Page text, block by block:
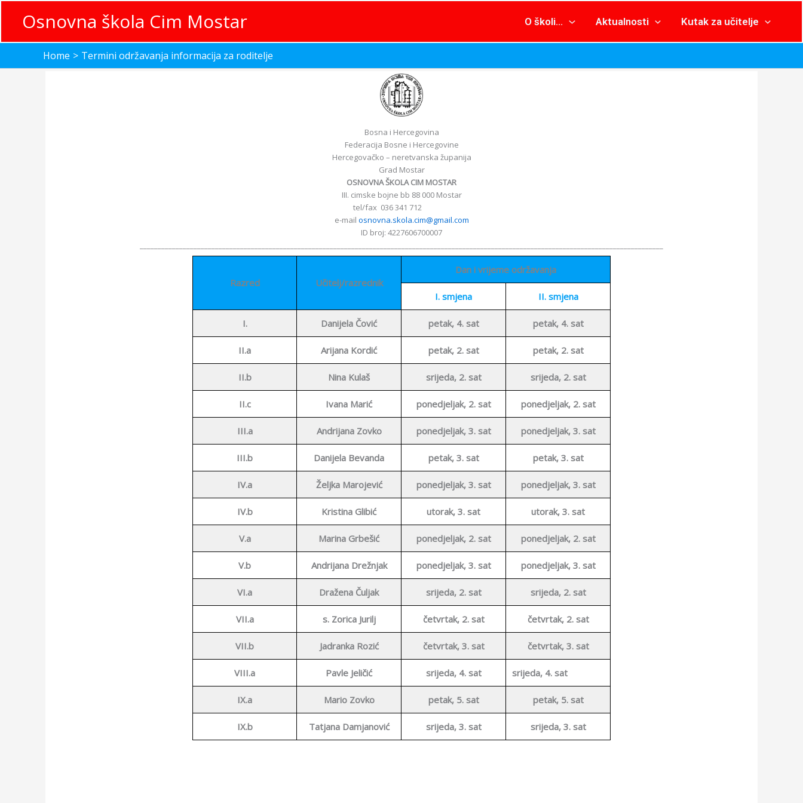
Osnovna škola Cim Mostar O školi… Aktualnosti Kutak za učitelje
Home Termini održavanja informacija za roditelje
Bosna i Hercegovina
Federacija Bosne i Hercegovine
Hercegovačko – neretvanska županija
Grad Mostar
OSNOVNA ŠKOLA CIM MOSTAR
III. cimske bojne bb 88 000 Mostar
tel/fax 036 341 712
e-mail osnovna.skola.cim@gmail.com
ID broj: 4227606700007
Razred Učitelj/razrednik
Dan i vrijeme održavanja
I. smjena II. smjena
I. Danijela Čović petak, 4. sat petak, 4. sat
II.a Arijana Kordić petak, 2. sat petak, 2. sat
II.b Nina Kulaš srijeda, 2. sat srijeda, 2. sat
II.c Ivana Marić ponedjeljak, 2. sat ponedjeljak, 2. sat
III.a Andrijana Zovko ponedjeljak, 3. sat ponedjeljak, 3. sat
III.b Danijela Bevanda petak, 3. sat petak, 3. sat
IV.a Željka Marojević ponedjeljak, 3. sat ponedjeljak, 3. sat
IV.b Kristina Glibić utorak, 3. sat utorak, 3. sat
V.a Marina Grbešić ponedjeljak, 2. sat ponedjeljak, 2. sat
V.b Andrijana Drežnjak ponedjeljak, 3. sat ponedjeljak, 3. sat
VI.a Dražena Čuljak srijeda, 2. sat srijeda, 2. sat
VII.a s. Zorica Jurilj četvrtak, 2. sat četvrtak, 2. sat
VII.b Jadranka Rozić četvrtak, 3. sat četvrtak, 3. sat
VIII.a Pavle Jeličić srijeda, 4. sat srijeda, 4. sat
IX.a Mario Zovko petak, 5. sat petak, 5. sat
IX.b Tatjana Damjanović srijeda, 3. sat srijeda, 3. sat